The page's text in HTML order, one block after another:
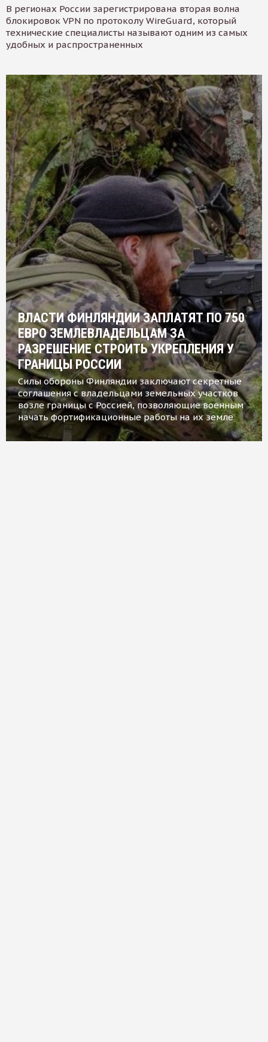
В регионах России зарегистрирована вторая волна
блокировок VPN по протоколу WireGuard, который
технические специалисты называют одним из самых
удобных и распространенных
ВЛАСТИ ФИНЛЯНДИИ ЗАПЛАТЯТ ПО 750
ЕВРО ЗЕМЛЕВЛАДЕЛЬЦАМ ЗА
РАЗРЕШЕНИЕ СТРОИТЬ УКРЕПЛЕНИЯ У
ГРАНИЦЫ РОССИИ
Силы обороны Финляндии заключают секретные
соглашения с владельцами земельных участков
возле границы с Россией, позволяющие военным
начать фортификационные работы на их земле